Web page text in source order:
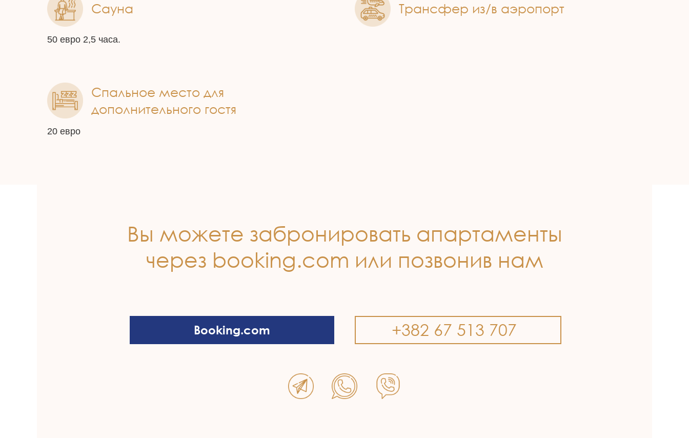
Сауна
50 евро 2,5 часа.
Трансфер из/в аэропорт
Спальное место для
дополнительного гостя
20 евро
Booking.com +382 67 513 707
Вы можете забронировать апартаменты
через booking.com или позвонив нам